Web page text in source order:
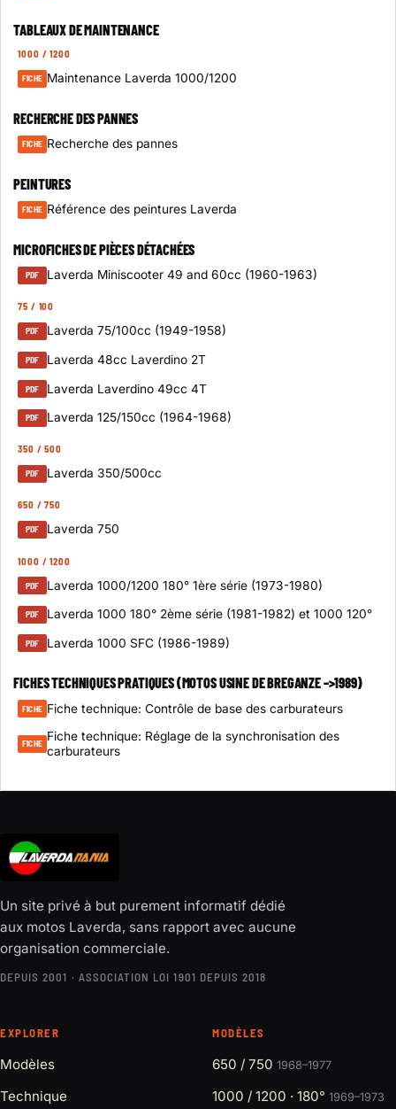
TABLEAUX DE MAINTENANCE
1000 / 1200
FICHE Maintenance Laverda 1000/1200
RECHERCHE DES PANNES
FICHE Recherche des pannes
PEINTURES
FICHE Référence des peintures Laverda
MICROFICHES DE PIÈCES DÉTACHÉES
PDF Laverda Miniscooter 49 and 60cc (1960-1963)
75 / 100
PDF Laverda 75/100cc (1949-1958)
PDF Laverda 48cc Laverdino 2T
PDF Laverda Laverdino 49cc 4T
PDF Laverda 125/150cc (1964-1968)
350 / 500
PDF Laverda 350/500cc
650 / 750
PDF Laverda 750
1000 / 1200
PDF Laverda 1000/1200 180° 1ère série (1973-1980)
PDF Laverda 1000 180° 2ème série (1981-1982) et 1000 120°
PDF Laverda 1000 SFC (1986-1989)
FICHES TECHNIQUES PRATIQUES (MOTOS USINE DE BREGANZE –>1989)
FICHE Fiche technique: Contrôle de base des carburateurs
FICHE
Fiche technique: Réglage de la synchronisation des
carburateurs
Un site privé à but purement informatif dédié
aux motos Laverda, sans rapport avec aucune
organisation commerciale.
DEPUIS 2001 · ASSOCIATION LOI 1901 DEPUIS 2018
EXPLORER
Modèles
Technique
MODÈLES
650 / 750 1968–1977
1000 / 1200 · 180° 1969–1973